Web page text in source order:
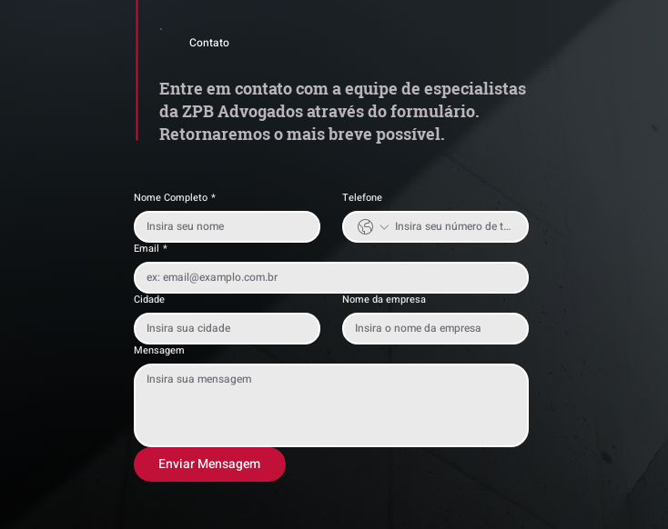
Sucessório e Patrimonial #2
Contato
Entre em contato com a equipe de especialistas
da ZPB Advogados através do formulário.
Retornaremos o mais breve possível.
Nome Completo * Telefone
Email *
Cidade Nome da empresa
Mensagem
Enviar Mensagem